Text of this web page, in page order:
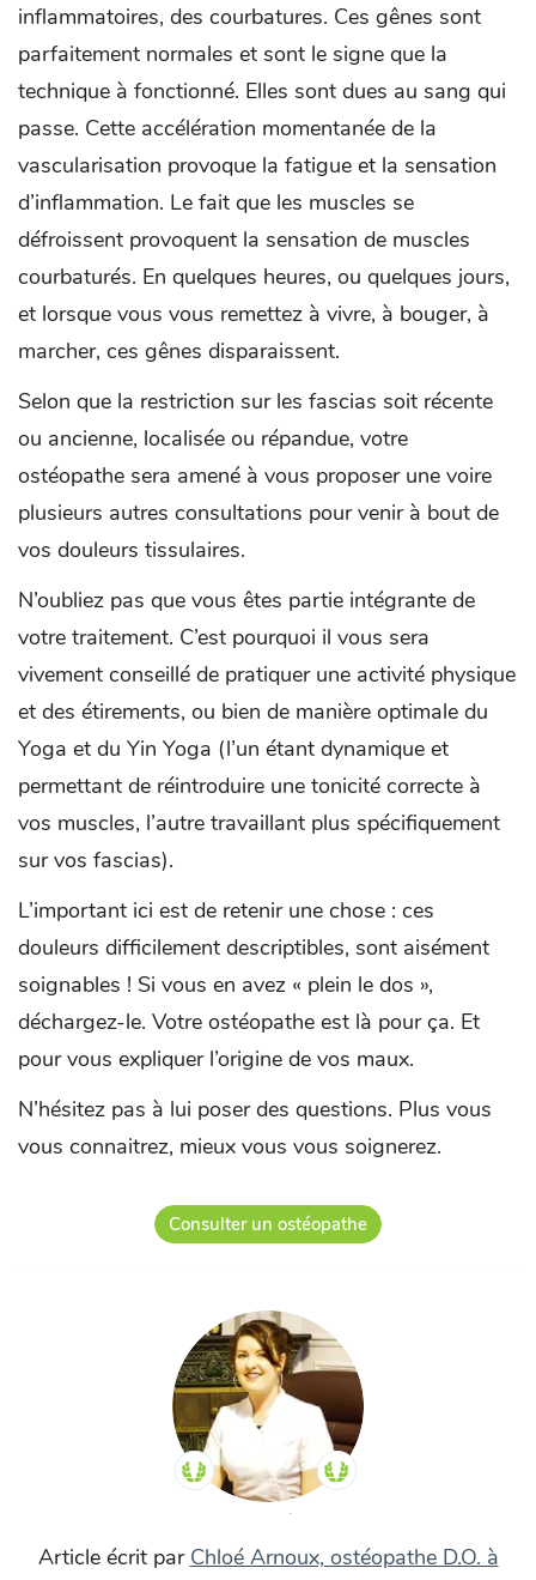
inflammatoires, des courbatures. Ces gênes sont
parfaitement normales et sont le signe que la
technique à fonctionné. Elles sont dues au sang qui
passe. Cette accélération momentanée de la
vascularisation provoque la fatigue et la sensation
d’inflammation. Le fait que les muscles se
défroissent provoquent la sensation de muscles
courbaturés. En quelques heures, ou quelques jours,
et lorsque vous vous remettez à vivre, à bouger, à
marcher, ces gênes disparaissent.
Selon que la restriction sur les fascias soit récente
ou ancienne, localisée ou répandue, votre
ostéopathe sera amené à vous proposer une voire
plusieurs autres consultations pour venir à bout de
vos douleurs tissulaires.
N’oubliez pas que vous êtes partie intégrante de
votre traitement. C’est pourquoi il vous sera
vivement conseillé de pratiquer une activité physique
et des étirements, ou bien de manière optimale du
Yoga et du Yin Yoga (l’un étant dynamique et
permettant de réintroduire une tonicité correcte à
vos muscles, l’autre travaillant plus spécifiquement
sur vos fascias).
L’important ici est de retenir une chose : ces
douleurs difficilement descriptibles, sont aisément
soignables ! Si vous en avez « plein le dos »,
déchargez-le. Votre ostéopathe est là pour ça. Et
pour vous expliquer l’origine de vos maux.
N’hésitez pas à lui poser des questions. Plus vous
vous connaitrez, mieux vous vous soignerez.
Consulter un ostéopathe
Article écrit par Chloé Arnoux, ostéopathe D.O. à